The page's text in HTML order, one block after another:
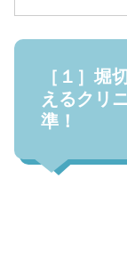
［１］堀
えるクリ
準！